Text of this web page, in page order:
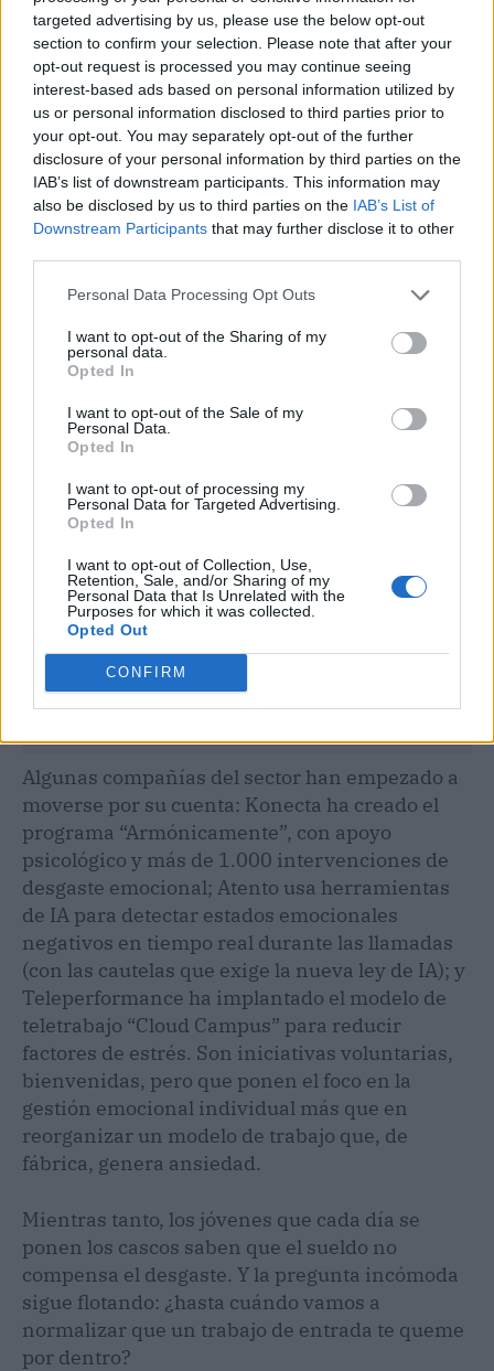
targeted advertising by us, please use the below opt-out
section to confirm your selection. Please note that after your
opt-out request is processed you may continue seeing
interest-based ads based on personal information utilized by
us or personal information disclosed to third parties prior to
your opt-out. You may separately opt-out of the further
disclosure of your personal information by third parties on the
IAB’s list of downstream participants. This information may
also be disclosed by us to third parties on the IAB’s List of
Downstream Participants that may further disclose it to other
Personal Data Processing Opt Outs
I want to opt-out of the Sharing of my
personal data.
Opted In
I want to opt-out of the Sale of my
Personal Data.
Opted In
I want to opt-out of processing my
Personal Data for Targeted Advertising.
Opted In
I want to opt-out of Collection, Use,
Retention, Sale, and/or Sharing of my
Personal Data that Is Unrelated with the
Purposes for which it was collected.
Opted Out
CONFIRM
presión emocional y poca red de apoyo en la
empresa.
Publicidad
Algunas compañías del sector han empezado a
moverse por su cuenta: Konecta ha creado el
programa “Armónicamente”, con apoyo
psicológico y más de 1.000 intervenciones de
desgaste emocional; Atento usa herramientas
de IA para detectar estados emocionales
negativos en tiempo real durante las llamadas
(con las cautelas que exige la nueva ley de IA); y
Teleperformance ha implantado el modelo de
teletrabajo “Cloud Campus” para reducir
factores de estrés. Son iniciativas voluntarias,
bienvenidas, pero que ponen el foco en la
gestión emocional individual más que en
reorganizar un modelo de trabajo que, de
fábrica, genera ansiedad.
Mientras tanto, los jóvenes que cada día se
ponen los cascos saben que el sueldo no
compensa el desgaste. Y la pregunta incómoda
sigue flotando: ¿hasta cuándo vamos a
normalizar que un trabajo de entrada te queme
por dentro?